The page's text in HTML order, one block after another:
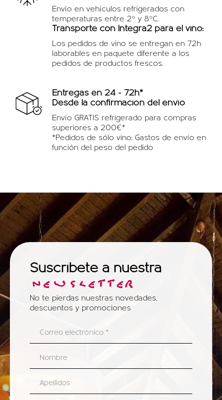
Envío en vehículos refrigerados con
temperaturas entre 2º y 8ºC.
Transporte con Integra2 para el vino:
Los pedidos de vino se entregan en 72h
laborables en paquete diferente a los
pedidos de productos frescos.
Entregas en 24 - 72h*
Desde la confirmación del envío
Envío GRATIS refrigerado para compras
superiores a 200€*
*Pedidos de sólo vino: Gastos de envío en
función del peso del pedido
Suscríbete a nuestra
NEWSLETTER
No te pierdas nuestras novedades,
descuentos y promociones